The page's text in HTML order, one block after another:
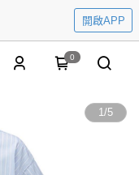
開啟APP
0
1/5